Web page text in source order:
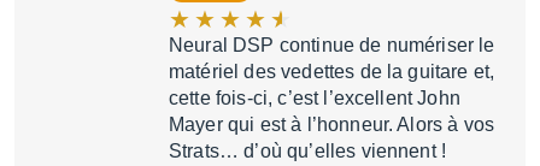
Neural DSP continue de numériser le
matériel des vedettes de la guitare et,
cette fois-ci, c’est l’excellent John
Mayer qui est à l’honneur. Alors à vos
Strats… d’où qu’elles viennent !